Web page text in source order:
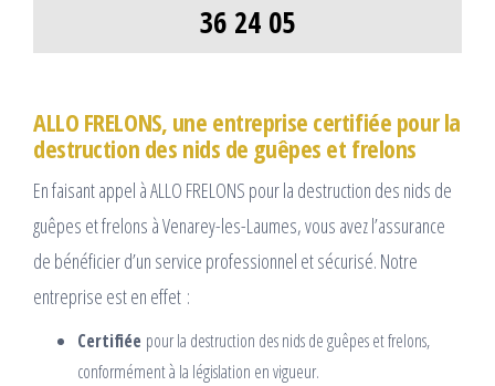
36 24 05
ALLO FRELONS, une entreprise certifiée pour la
destruction des nids de guêpes et frelons
En faisant appel à ALLO FRELONS pour la destruction des nids de
guêpes et frelons à Venarey-les-Laumes, vous avez l’assurance
de bénéficier d’un service professionnel et sécurisé. Notre
entreprise est en effet :
Certifiée pour la destruction des nids de guêpes et frelons,
conformément à la législation en vigueur.